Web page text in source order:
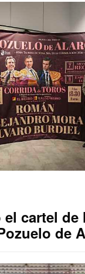
el cartel de
de